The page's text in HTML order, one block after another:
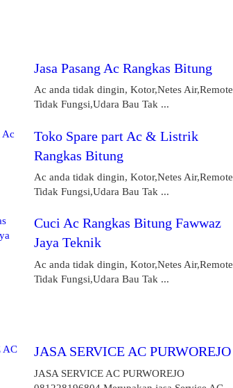
Jasa Pasang Ac Rangkas Bitung
Ac anda tidak dingin, Kotor,Netes Air,Remote
Tidak Fungsi,Udara Bau Tak ...
Toko Spare part Ac & Listrik
Rangkas Bitung
Ac anda tidak dingin, Kotor,Netes Air,Remote
Tidak Fungsi,Udara Bau Tak ...
Cuci Ac Rangkas Bitung Fawwaz
Jaya Teknik
Ac anda tidak dingin, Kotor,Netes Air,Remote
Tidak Fungsi,Udara Bau Tak ...
JASA SERVICE AC PURWOREJO
JASA SERVICE AC PURWOREJO